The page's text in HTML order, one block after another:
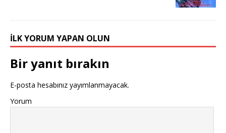
İLK YORUM YAPAN OLUN
Bir yanıt bırakın
E-posta hesabınız yayımlanmayacak.
Yorum